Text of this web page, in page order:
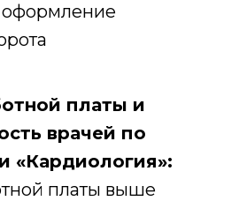
оформление
платы и
врачей по
«Кардиология»:
платы выше